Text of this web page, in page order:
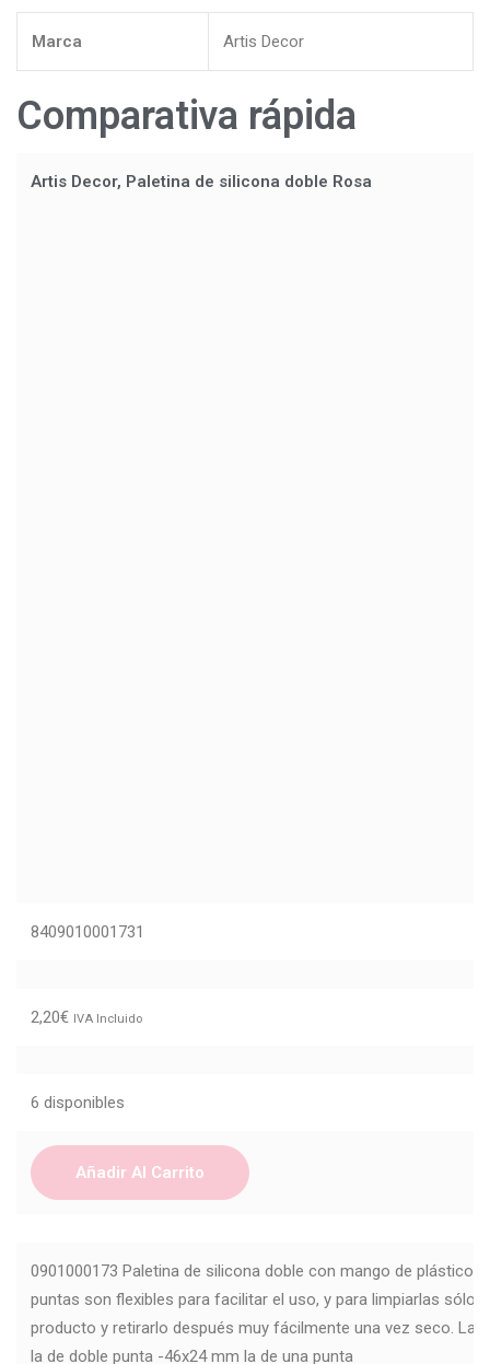
Marca Artis Decor
Comparativa rápida
Artis Decor, Paletina de silicona doble Rosa
8409010001731
2,20€ IVA Incluido
6 disponibles
Añadir Al Carrito
0901000173 Paletina de silicona doble con mango de plástico
puntas son flexibles para facilitar el uso, y para limpiarlas sólo
producto y retirarlo después muy fácilmente una vez seco.
la de doble punta -46x24 mm la de una punta